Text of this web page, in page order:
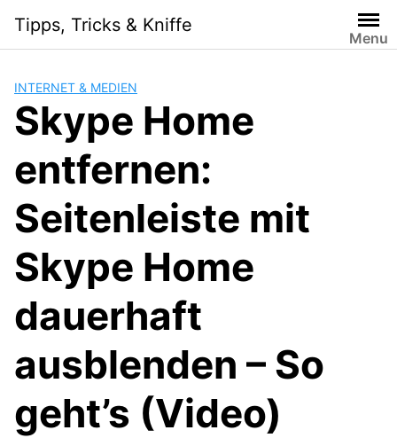
i
Tipps, Tricks & Kniffe
Menu
INTERNET & MEDIEN
Skype Home
entfernen:
Seitenleiste mit
Skype Home
dauerhaft
ausblenden – So
geht’s (Video)